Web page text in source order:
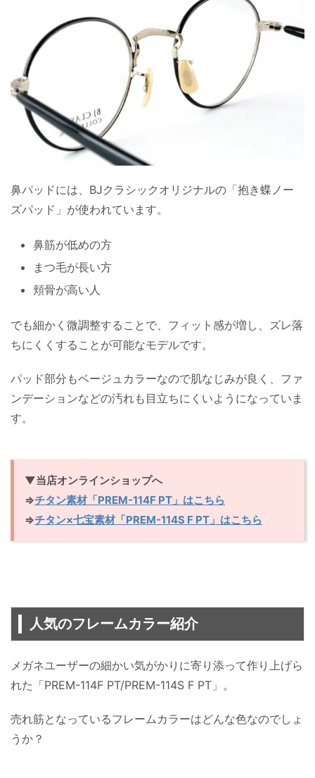
鼻パッドには、BJクラシックオリジナルの「抱き蝶ノー
ズパッド」が使われています。
鼻筋が低めの方
まつ毛が長い方
頬骨が高い人
でも細かく微調整することで、フィット感が増し、ズレ落
ちにくくすることが可能なモデルです。
パッド部分もベージュカラーなので肌なじみが良く、ファ
ンデーションなどの汚れも目立ちにくいようになっていま
す。
▼当店オンラインショップへ
⇒チタン素材「PREM-114F PT」はこちら
⇒チタン×七宝素材「PREM-114S F PT」はこちら
人気のフレームカラー紹介
メガネユーザーの細かい気がかりに寄り添って作り上げら
れた「PREM-114F PT/PREM-114S F PT」。
売れ筋となっているフレームカラーはどんな色なのでしょ
うか？